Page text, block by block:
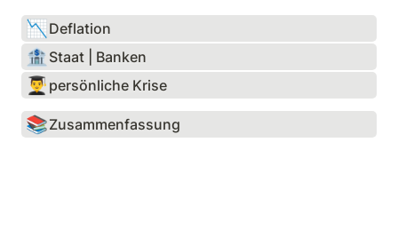
📉 Deflation
🏦 Staat | Banken
👨‍🎓 persönliche Krise
📚Zusammenfassung